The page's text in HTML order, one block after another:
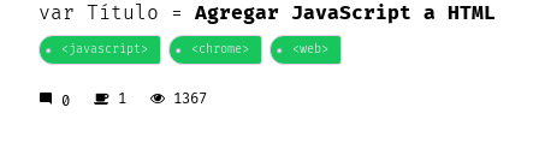
var Título = Agregar JavaScript a HTML
<javascript> <chrome> <web>
mode_comment 0 1 1367